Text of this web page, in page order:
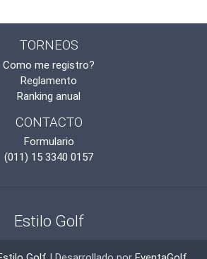
TORNEOS
Como me registro?
Reglamento
Ranking anual
CONTACTO
Formulario
(011) 15 3340 0157
Estilo Golf